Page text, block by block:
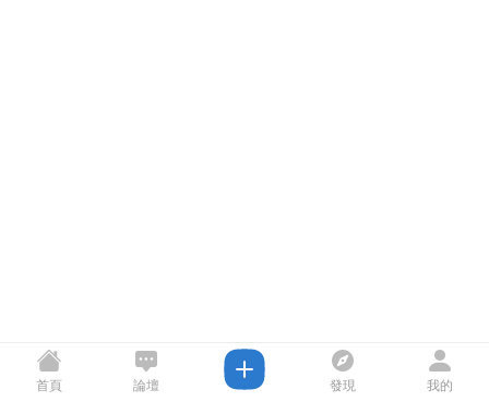
首頁 論壇 發現 我的